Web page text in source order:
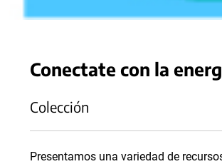
Conectate con la
Colección
Presentamos una variedad de